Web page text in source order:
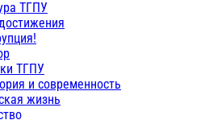
ТГПУ
ТГПУ
и современность
жизнь